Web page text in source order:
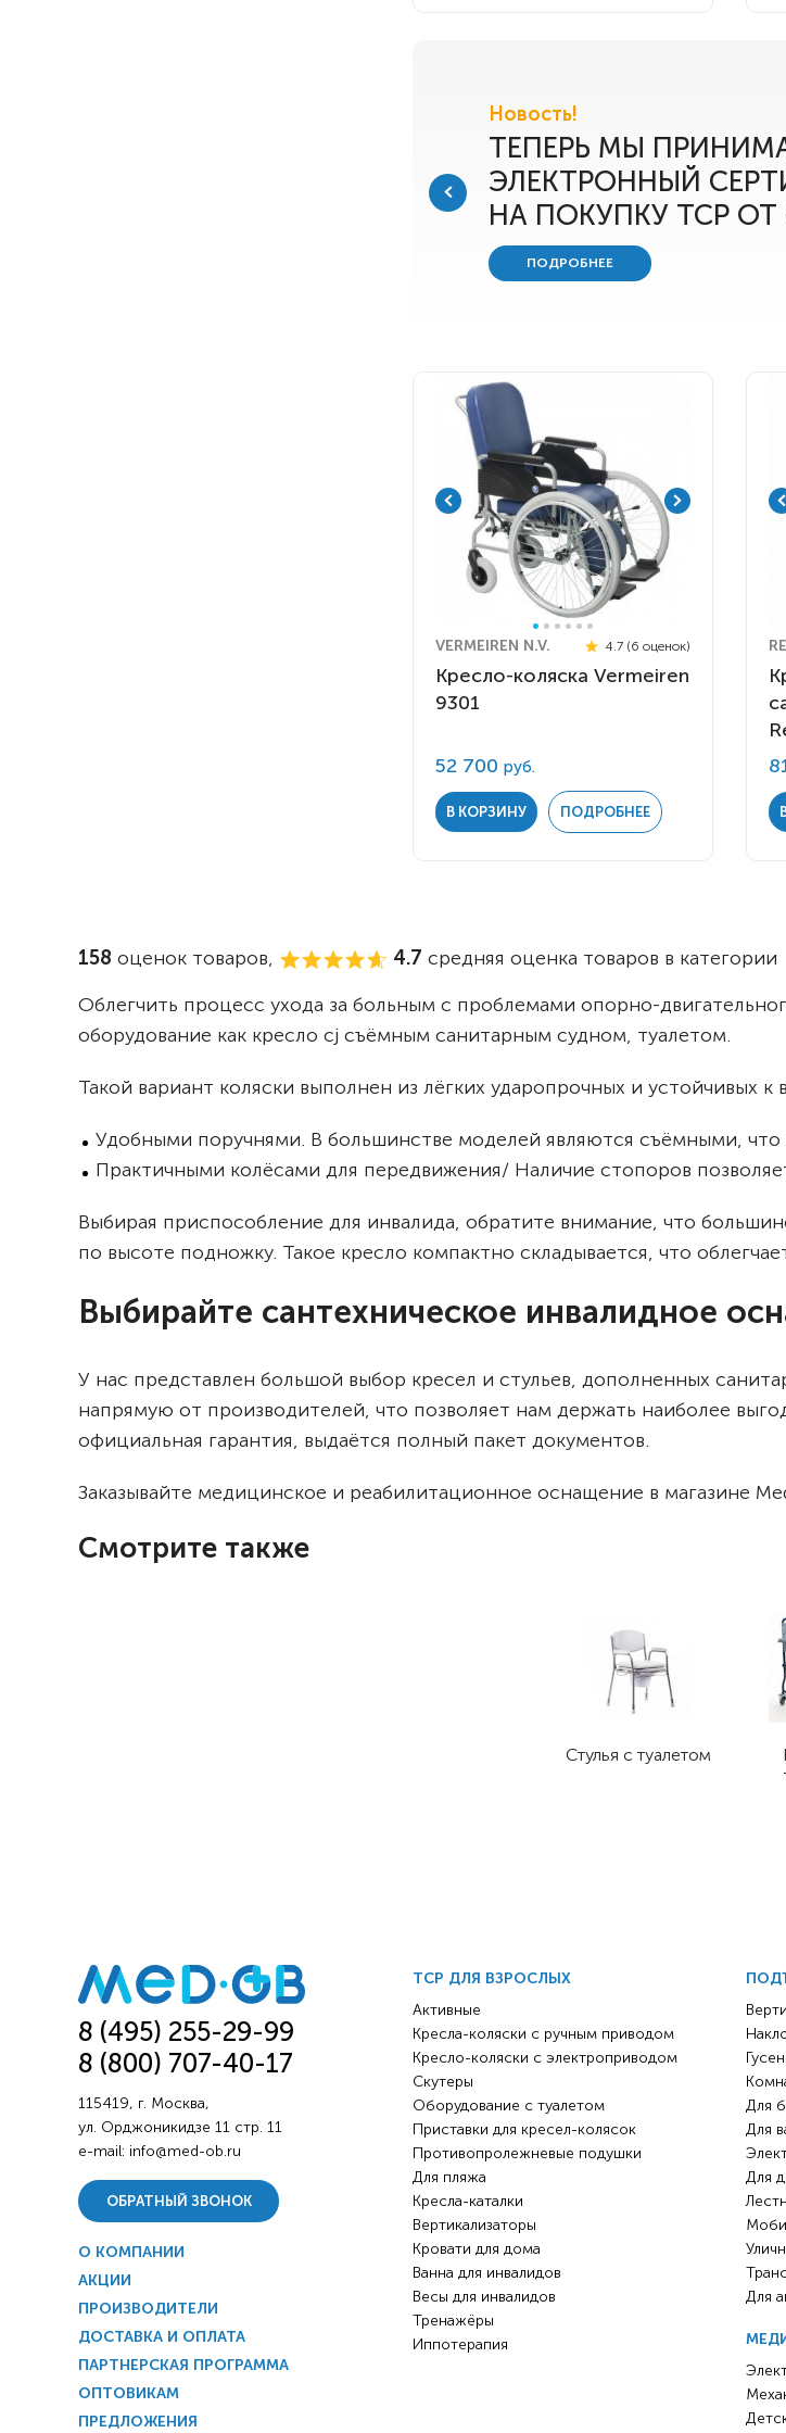
Новость!
ТЕПЕРЬ МЫ
ЭЛЕКТРОННЫЙ
НА ПОКУПКУ ТСР ОТ
ПОДРОБНЕЕ
VERMEIREN N.V. 4.7 (6 оценок)
Кресло-коляска Vermeiren
9301
52 700 руб.
В КОРЗИНУ ПОДРОБНЕЕ
158 оценок товаров, 4.7 средняя оценка товаров в категории
Облегчить процесс ухода за больным с проблемами опорно-
оборудование как кресло cj съёмным санитарным судном, туалетом.
Такой вариант коляски выполнен из лёгких ударопрочных и
Удобными поручнями. В большинстве моделей являются съёмными, что
Практичными колёсами для передвижения/ Наличие стопоров
Выбирая приспособление для инвалида, обратите внимание, что
по высоте подножку. Такое кресло компактно складывается, что
Выбирайте сантехническое инвалидное
У нас представлен большой выбор кресел и стульев, дополненных
напрямую от производителей, что позволяет нам держать наиболее
официальная гарантия, выдаётся полный пакет документов.
Заказывайте медицинское и реабилитационное оснащение в магазине
Смотрите также
Стулья с туалетом
8 (495) 255-29-99
8 (800) 707-40-17
115419, г. Москва,
ул. Орджоникидзе 11 стр. 11
e-mail: info@med-ob.ru
ОБРАТНЫЙ ЗВОНОК
О КОМПАНИИ
АКЦИИ
ПРОИЗВОДИТЕЛИ
ДОСТАВКА И ОПЛАТА
ПАРТНЕРСКАЯ ПРОГРАММА
ОПТОВИКАМ
ПРЕДЛОЖЕНИЯ
ТСР ДЛЯ ВЗРОСЛЫХ
Активные
Кресла-коляски с ручным приводом
Кресло-коляски с электроприводом
Скутеры
Оборудование с туалетом
Приставки для кресел-колясок
Противопролежневые подушки
Для пляжа
Кресла-каталки
Вертикализаторы
Кровати для дома
Ванна для инвалидов
Весы для инвалидов
Тренажёры
Иппотерапия
Для
Для
Для
Для